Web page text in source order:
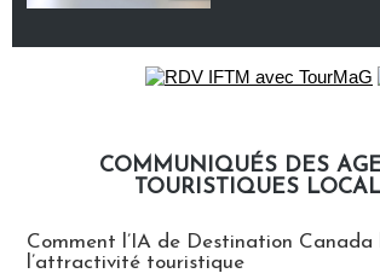
COMMUNIQUÉS DES
TOURISTIQUES
Comment l’IA de Destination Canada
l’attractivité touristique